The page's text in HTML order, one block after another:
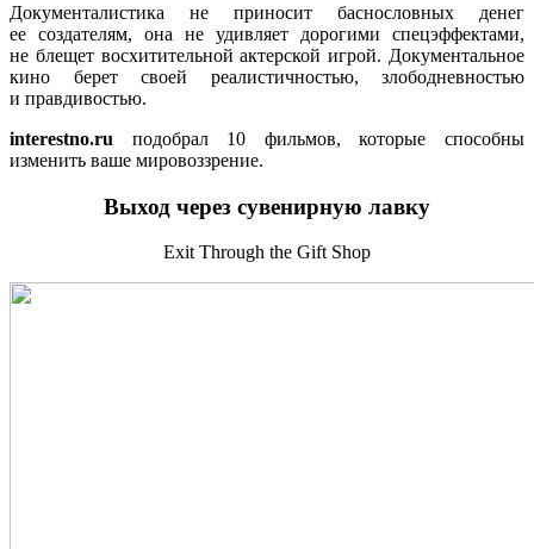
Документалистика не приносит баснословных денег
ее создателям, она не удивляет дорогими спецэффектами,
не блещет восхитительной актерской игрой. Документальное
кино берет своей реалистичностью, злободневностью
и правдивостью.
interestno.ru подобрал 10 фильмов, которые способны
изменить ваше мировоззрение.
Выход через сувенирную лавку
Exit Through the Gift Shop